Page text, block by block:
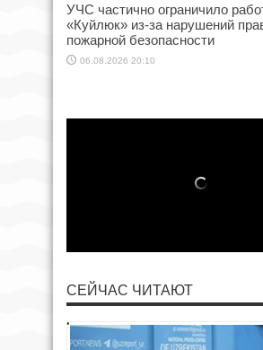
УЧС частично ограничило
«Куйлюк» из-за нарушений
пожарной безопасности
06.08.2026 20:10
СЕЙЧАС ЧИТАЮТ